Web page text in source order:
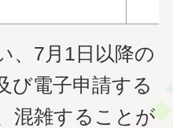
、7月1日以降の
び電子申請する
混雑することが